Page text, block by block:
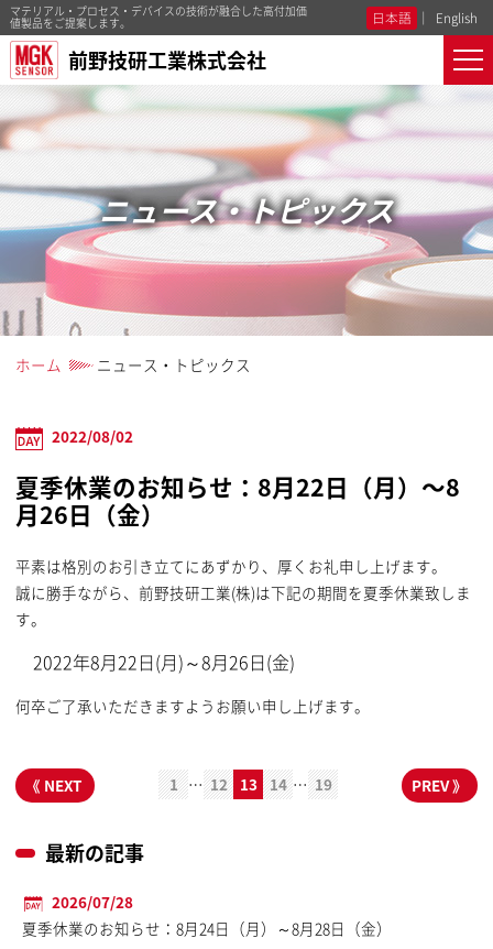
マテリアル・プロセス・デバイスの技術が融合した高付加価
値製品をご提案します。 日本語 English
前野技研工業株式会社
ニュース・トピックス
ホーム ニュース・トピックス
2022/08/02
夏季休業のお知らせ：8月22日（月）～8
月26日（金）
平素は格別のお引き立てにあずかり、厚くお礼申し上げます。
誠に勝手ながら、前野技研工業(株)は下記の期間を夏季休業致しま
す。
2022年8月22日(月)～8月26日(金)
何卒ご了承いただきますようお願い申し上げます。
1 … 12 13 14 … 19
最新の記事
2026/07/28
夏季休業のお知らせ：8月24日（月）～8月28日（金）